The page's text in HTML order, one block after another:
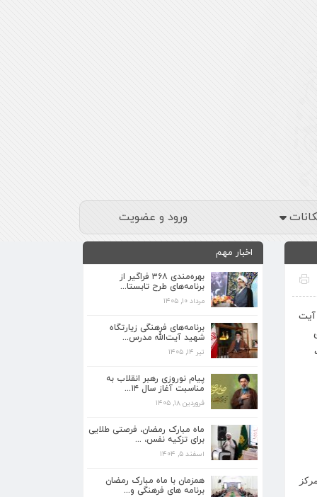
ورود و عضویت
آیت
اخبار مهم
بهره‌مندی ۳۶۸ فراگیر از
برنامه‌های طرح تابستا...
مرداد ۱۰, ۱۴۰۵
برنامه‌های فرهنگی زیارتگاه
شهید آیت‌الله مدرس...
تیر ۱۴, ۱۴۰۵
پیام نوروزی رهبر انقلاب به
مناسبت آغاز سال ۱۴...
فروردین ۱۸, ۱۴۰۵
ماه مبارک رمضان، فرصتی طلایی
برای تزکیه نفس، ...
اسفند ۵, ۱۴۰۴
همزمان با ماه مبارک رمضان
برنامه های فرهنگی و...
برنامه‌های فرهنگی زیارتگاه شهید آیت‌الله
تیر ۱۴, ۱۴۰۵
پیام نوروزی رهبر انقلاب به مناسبت آغاز
فروردین ۱۸, ۱۴۰۵
ماه مبارک رمضان، فرصتی طلایی برای تزکیه
نفس، ...
اسفند ۵, ۱۴۰۴
فرهنگی و...
اسفند ۴, ۱۴۰۴